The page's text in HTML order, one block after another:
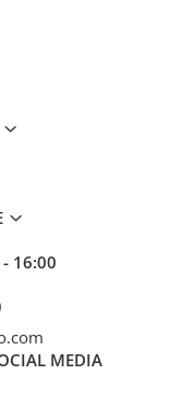
16:00
MEDIA